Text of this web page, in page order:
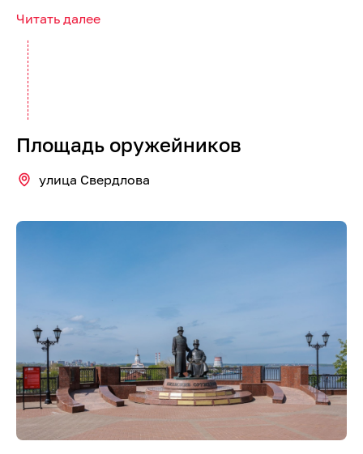
Читать далее
Площадь оружейников
улица Свердлова